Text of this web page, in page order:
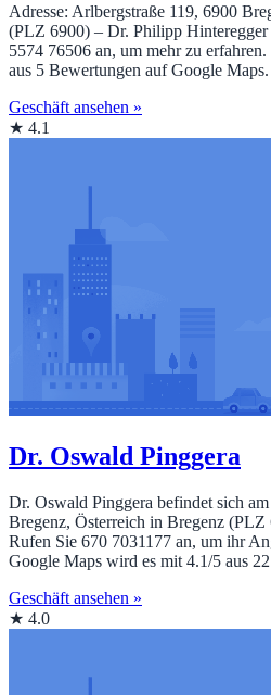
Adresse: Arlbergstraße 119, 6900
(PLZ 6900) – Dr. Philipp
5574 76506 an, um mehr zu
aus 5 Bewertungen auf Google
Geschäft ansehen »
★ 4.1
Dr. Oswald Pinggera
Dr. Oswald Pinggera befindet sich
Bregenz, Österreich in Bregenz
Rufen Sie 670 7031177 an, um ihr
Google Maps wird es mit 4.1/5 aus
Geschäft ansehen »
★ 4.0